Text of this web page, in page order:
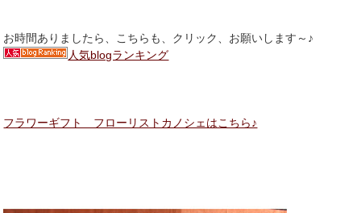
お時間ありましたら、こちらも、クリック、お願いします～♪
人気blogランキング
フラワーギフト フローリストカノシェはこちら♪